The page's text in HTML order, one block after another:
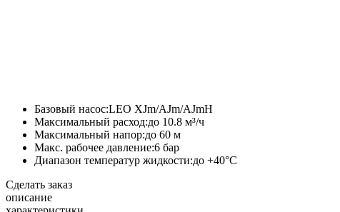
Базовый насос:LEO XJm/AJm/AJmH
Максимальный расход:до 10.8 м³/ч
Максимальный напор:до 60 м
Макс. рабочее давление:6 бар
Диапазон температур жидкости:до +40°C
Сделать заказ
описание